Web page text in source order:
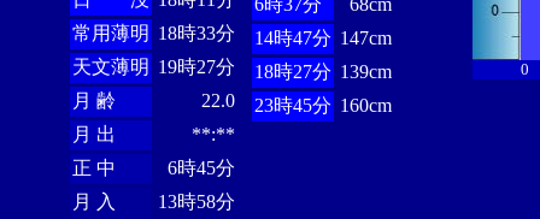
常用薄明 18時33分
天文薄明 19時27分
月 齢
22.0
月 出
**:**
正 中
6時45分
月 入
13時58分
6時37分
68cm
14時47分 147cm
18時27分 139cm
23時45分 160cm
0